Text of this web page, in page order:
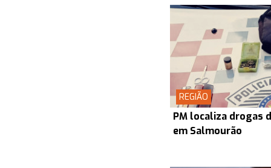
REGIÃO
PM localiza drogas
em Salmourão